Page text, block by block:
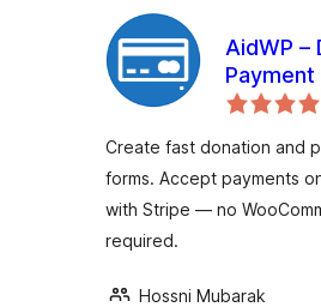
AidWP –
Payment
(Stripe
Create fast donation and
forms. Accept payments
with Stripe — no
required.
Hossni Mubarak